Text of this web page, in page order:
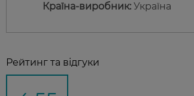
Країна-виробник: Україна
Рейтинг та відгуки